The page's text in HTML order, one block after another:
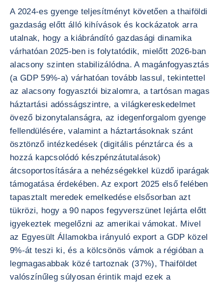
A 2024-es gyenge teljesítményt követően a thaiföldi
gazdaság előtt álló kihívások és kockázatok arra
utalnak, hogy a kiábrándító gazdasági dinamika
várhatóan 2025-ben is folytatódik, mielőtt 2026-ban
alacsony szinten stabilizálódna. A magánfogyasztás
(a GDP 59%-a) várhatóan tovább lassul, tekintettel
az alacsony fogyasztói bizalomra, a tartósan magas
háztartási adósságszintre, a világkereskedelmet
övező bizonytalanságra, az idegenforgalom gyenge
fellendülésére, valamint a háztartásoknak szánt
ösztönző intézkedések (digitális pénztárca és a
hozzá kapcsolódó készpénzátutalások)
átcsoportosítására a nehézségekkel küzdő iparágak
támogatása érdekében. Az export 2025 első felében
tapasztalt meredek emelkedése elsősorban azt
tükrözi, hogy a 90 napos fegyverszünet lejárta előtt
igyekeztek megelőzni az amerikai vámokat. Mivel
az Egyesült Államokba irányuló export a GDP közel
9%-át teszi ki, és a kölcsönös vámok a régióban a
legmagasabbak közé tartoznak (37%), Thaiföldet
valószínűleg súlyosan érintik majd ezek a